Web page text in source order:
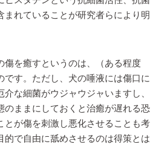
まれていることが研究者らにより明
傷を癒すというのは、（ある程度
です。ただし、犬の唾液には傷口に
な細菌がウジャウジャいますし、
のままにしておくと治癒が遅れる恐
とが傷を刺激し悪化させることも考
的で自由に舐めさせるのは得策とは